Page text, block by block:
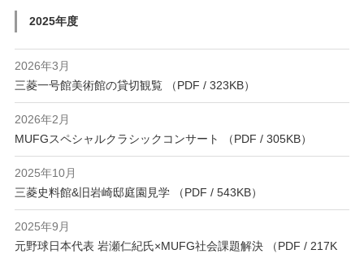
2025年度
2026年3月
三菱一号館美術館の貸切観覧 （PDF / 323KB）
2026年2月
MUFGスペシャルクラシックコンサート （PDF / 305KB）
2025年10月
三菱史料館&旧岩崎邸庭園見学 （PDF / 543KB）
2025年9月
元野球日本代表 岩瀬仁紀氏×MUFG社会課題解決 （PDF / 217K